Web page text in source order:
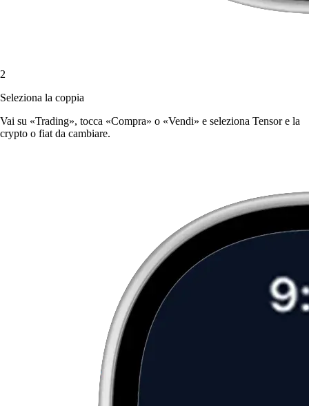
2
Seleziona la coppia
Vai su «Trading», tocca «Compra» o «Vendi» e seleziona Tensor e la
crypto o fiat da cambiare.